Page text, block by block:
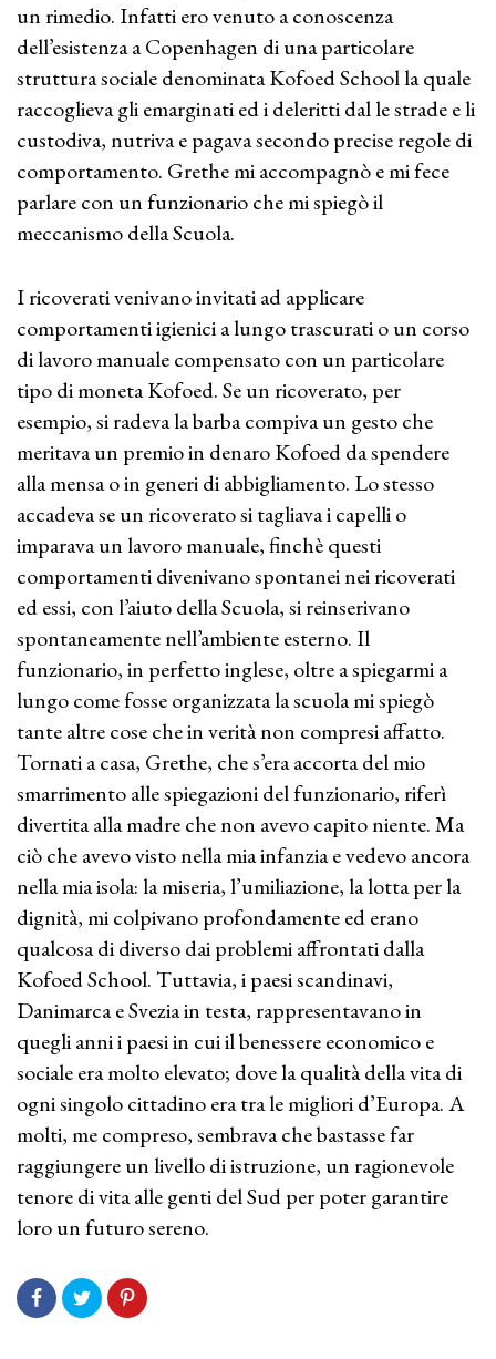
un rimedio. Infatti ero venuto a conoscenza
dell’esistenza a Copenhagen di una particolare
struttura sociale denominata Kofoed School la quale
raccoglieva gli emarginati ed i deleritti dal le strade e li
custodiva, nutriva e pagava secondo precise regole di
comportamento. Grethe mi accompagnò e mi fece
parlare con un funzionario che mi spiegò il
meccanismo della Scuola.
I ricoverati venivano invitati ad applicare
comportamenti igienici a lungo trascurati o un corso
di lavoro manuale compensato con un particolare
tipo di moneta Kofoed. Se un ricoverato, per
esempio, si radeva la barba compiva un gesto che
meritava un premio in denaro Kofoed da spendere
alla mensa o in generi di abbigliamento. Lo stesso
accadeva se un ricoverato si tagliava i capelli o
imparava un lavoro manuale, finchè questi
comportamenti divenivano spontanei nei ricoverati
ed essi, con l’aiuto della Scuola, si reinserivano
spontaneamente nell’ambiente esterno. Il
funzionario, in perfetto inglese, oltre a spiegarmi a
lungo come fosse organizzata la scuola mi spiegò
tante altre cose che in verità non compresi affatto.
Tornati a casa, Grethe, che s’era accorta del mio
smarrimento alle spiegazioni del funzionario, riferì
divertita alla madre che non avevo capito niente. Ma
ciò che avevo visto nella mia infanzia e vedevo ancora
nella mia isola: la miseria, l’umiliazione, la lotta per la
dignità, mi colpivano profondamente ed erano
qualcosa di diverso dai problemi affrontati dalla
Kofoed School. Tuttavia, i paesi scandinavi,
Danimarca e Svezia in testa, rappresentavano in
quegli anni i paesi in cui il benessere economico e
sociale era molto elevato; dove la qualità della vita di
ogni singolo cittadino era tra le migliori d’Europa. A
molti, me compreso, sembrava che bastasse far
raggiungere un livello di istruzione, un ragionevole
tenore di vita alle genti del Sud per poter garantire
loro un futuro sereno.